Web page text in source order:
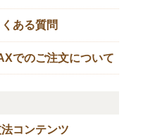
くある質問
でのご注文について
コンテンツ